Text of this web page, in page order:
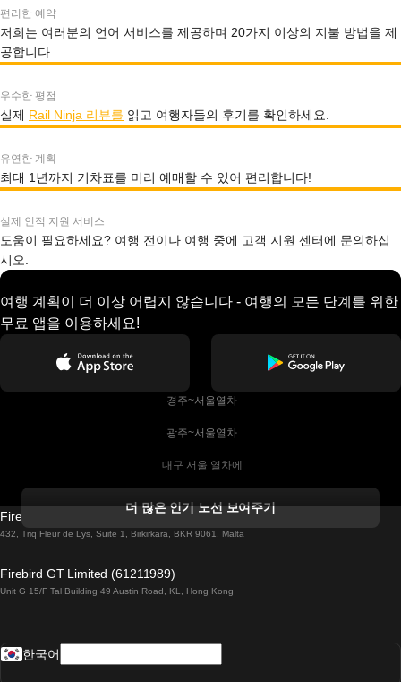
편리한 예약
저희는 여러분의 언어 서비스를 제공하며 20가지 이상의 지불 방법을 제
공합니다.
우수한 평점
실제 Rail Ninja 리뷰를 읽고 여행자들의 후기를 확인하세요.
유연한 계획
최대 1년까지 기차표를 미리 예매할 수 있어 편리합니다!
실제 인적 지원 서비스
도움이 필요하세요? 여행 전이나 여행 중에 고객 지원 센터에 문의하십
시오.
여행 계획이 더 이상 어렵지 않습니다 - 여행의 모든 단계를 위한
무료 앱을 이용하세요!
경주~서울열차
광주~서울열차
대구 서울 열차에
더블린에서 골웨이 열차
로마에서 나폴리 열차
더 많은 인기 노선 보여주기
Firebird GT Limited (OC 1451)
432, Triq Fleur de Lys, Suite 1, Birkirkara, BKR 9061, Malta
Firebird GT Limited (61211989)
Unit G 15/F Tal Building 49 Austin Road, KL, Hong Kong
한국어